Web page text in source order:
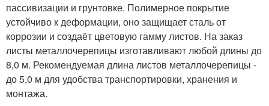
пассивизации и грунтовке. Полимерное покрытие
устойчиво к деформации, оно защищает сталь от
коррозии и создаёт цветовую гамму листов. На заказ
листы металлочерепицы изготавливают любой длины до
8,0 м. Рекомендуемая длина листов металлочерепицы -
до 5,0 м для удобства транспортировки, хранения и
монтажа.